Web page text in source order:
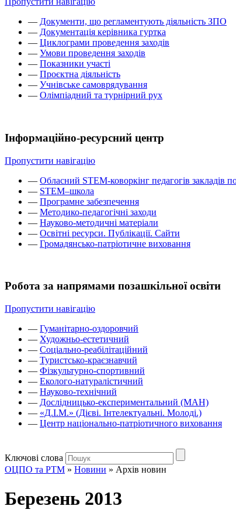
— Документи, що регламентують діяльність ЗПО
— Документація керівника гуртка
— Циклограми проведення заходів
— Умови проведення заходів
— Показники участі
— Проєктна діяльність
— Учнівське самоврядування
— Олімпіадний та турнірний рух
Інформаційно-ресурсний центр
Пропустити навігацію
— Обласний STEM-коворкінг педагогів закладів
— STEM–школа
— Програмне забезпечення
— Методико-педагогічні заходи
— Науково-методичні матеріали
— Освітні ресурси. Публікації. Сайти
— Громадянсько-патріотичне виховання
Робота за напрямами позашкільної освіти
Пропустити навігацію
— Гуманітарно-оздоровчий
— Художньо-естетичний
— Соціально-реабілітаційний
— Туристсько-краєзнавчий
— Фізкультурно-спортивний
— Еколого-натуралістичний
— Науково-технічний
— Дослідницько-експериментальний (МАН)
— «Д.І.М.» (Дієві. Інтелектуальні. Молоді.)
— Центр національно-патріотичного виховання
Ключові слова
ОЦПО та РТМ » Новини » Архів новин
Березень 2013